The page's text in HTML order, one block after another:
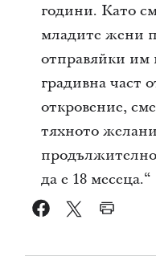
години. Като
младите жени
отправяйки им
градивна част
откровение,
тяхното
да е 18 месеца.“